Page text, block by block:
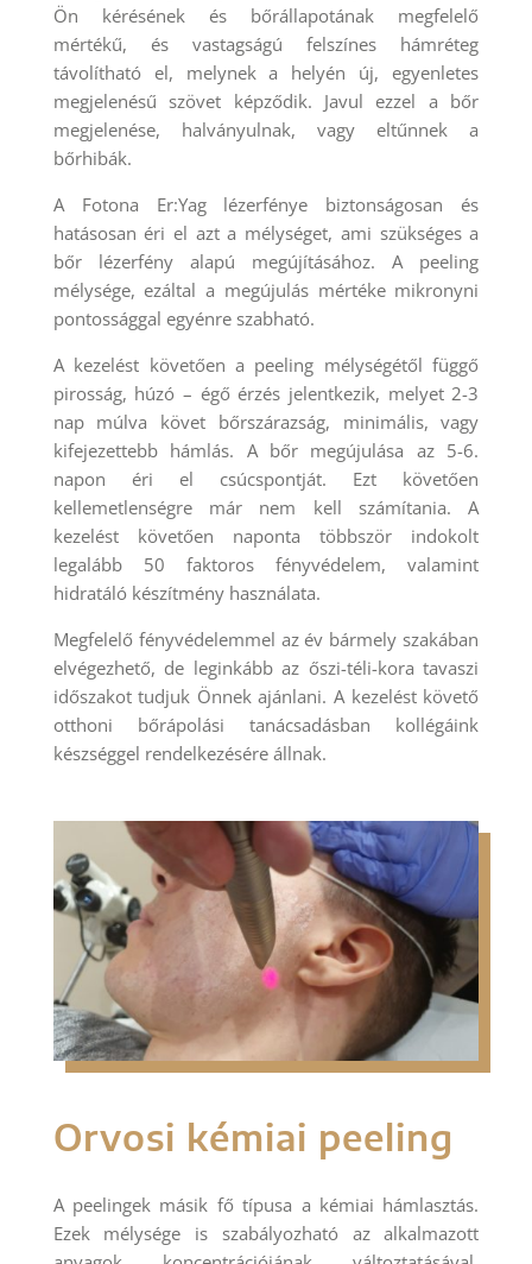
Ön kérésének és bőrállapotának megfelelő
mértékű, és vastagságú felszínes hámréteg
távolítható el, melynek a helyén új, egyenletes
megjelenésű szövet képződik. Javul ezzel a bőr
megjelenése, halványulnak, vagy eltűnnek a
bőrhibák.
A Fotona Er:Yag lézerfénye biztonságosan és
hatásosan éri el azt a mélységet, ami szükséges a
bőr lézerfény alapú megújításához. A peeling
mélysége, ezáltal a megújulás mértéke mikronyni
pontossággal egyénre szabható.
A kezelést követően a peeling mélységétől függő
pirosság, húzó – égő érzés jelentkezik, melyet 2-3
nap múlva követ bőrszárazság, minimális, vagy
kifejezettebb hámlás. A bőr megújulása az 5-6.
napon éri el csúcspontját. Ezt követően
kellemetlenségre már nem kell számítania. A
kezelést követően naponta többször indokolt
legalább 50 faktoros fényvédelem, valamint
hidratáló készítmény használata.
Megfelelő fényvédelemmel az év bármely szakában
elvégezhető, de leginkább az őszi-téli-kora tavaszi
időszakot tudjuk Önnek ajánlani. A kezelést követő
otthoni bőrápolási tanácsadásban kollégáink
készséggel rendelkezésére állnak.
Orvosi kémiai peeling
A peelingek másik fő típusa a kémiai hámlasztás.
Ezek mélysége is szabályozható az alkalmazott